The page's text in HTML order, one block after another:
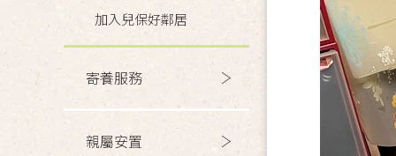
加入兒保好鄰居
寄養服務
親屬安置